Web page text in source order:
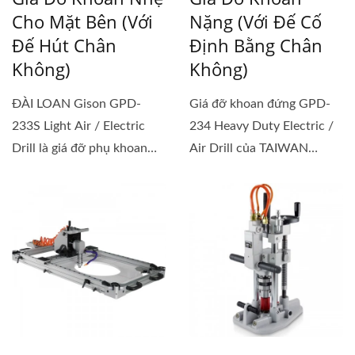
Cho Mặt Bên (với
Đế Hút Chân
Không)
ĐÀI LOAN Gison GPD-
233S Light Air / Electric
Drill là giá đỡ phụ khoan
Nặng (với Đế Cố
Định Bằng Chân
Không)
Giá đỡ khoan đứng GPD-
234 Heavy Duty Electric /
Air Drill của TAIWAN